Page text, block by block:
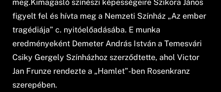
meg.Kimagasló színészi képességeire Szikora János
figyelt fel és hívta meg a Nemzeti Színház „Az ember
tragédiája” c. nyitóelőadásába. E munka
eredményeként Demeter András István a Temesvári
Csiky Gergely Színházhoz szerződtette, ahol Victor
Jan Frunze rendezte a „Hamlet”-ben Rosenkranz
szerepében.